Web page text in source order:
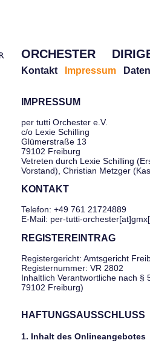
ORCHESTER
Kontakt Impressum
IMPRESSUM
per tutti Orchester e.V.
c/o Lexie Schilling
Glümerstraße 13
79102 Freiburg
Vetreten durch Lexie Schilling
Vorstand), Christian Metzger
KONTAKT
Telefon: +49 761 21724889
E-Mail: per-tutti-
REGISTEREINTRAG
Registergericht: Amtsgericht
Registernummer: VR 2802
Inhaltlich Verantwortliche nach §
79102 Freiburg)
HAFTUNGSAUSSCHLUSS
1. Inhalt des Onlineangebotes